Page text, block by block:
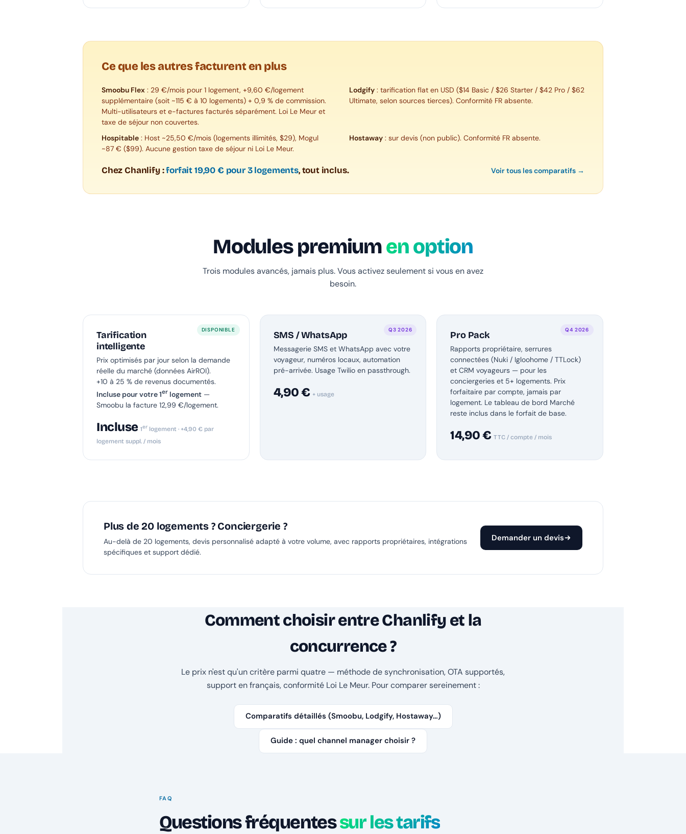
Ce que les autres facturent en plus
Smoobu Flex : 29 €/mois pour 1 logement, +9,60 €/logement
supplémentaire (soit ~115 € à 10 logements) + 0,9 % de commission.
Multi-utilisateurs et e-factures facturés séparément. Loi Le Meur et
taxe de séjour non couvertes.
Lodgify : tarification flat en USD ($14 Basic / $26 Starter / $42 Pro / $62
Ultimate, selon sources tierces). Conformité FR absente.
Hospitable : Host ~25,50 €/mois (logements illimités, $29), Mogul
~87 € ($99). Aucune gestion taxe de séjour ni Loi Le Meur.
Hostaway : sur devis (non public). Conformité FR absente.
Chez Chanlify :forfait 19,90 € pour 3 logements, tout inclus. Voir tous les comparatifs →
Modules premiumen option
Trois modules avancés, jamais plus. Vous activez seulement si vous en avez
besoin.
DISPONIBLE
Tarification
intelligente
Prix optimisés par jour selon la demande
réelle du marché (données AirROI).
+10 à 25 % de revenus documentés.
Incluse pour votre 1er logement —
Smoobu la facture 12,99 €/logement.
Incluse 1erlogement · +4,90 € par
logement suppl. / mois
Q3 2026
SMS / WhatsApp
Messagerie SMS et WhatsApp avec votre
voyageur, numéros locaux, automation
pré-arrivée. Usage Twilio en passthrough.
4,90 € + usage
Q4 2026
Pro Pack
Rapports propriétaire, serrures
connectées (Nuki / Igloohome / TTLock)
et CRM voyageurs — pour les
conciergeries et 5+ logements. Prix
forfaitaire par compte, jamais par
logement. Le tableau de bord Marché
reste inclus dans le forfait de base.
14,90 € TTC / compte / mois
Plus de 20 logements ? Conciergerie ?
Au-delà de 20 logements, devis personnalisé adapté à votre volume, avec rapports propriétaires, intégrations
spécifiques et support dédié.
Demander un devis
Comment choisir entre Chanlify et la
concurrence ?
Le prix n'est qu'un critère parmi quatre — méthode de synchronisation, OTA supportés,
support en français, conformité Loi Le Meur. Pour comparer sereinement :
Comparatifs détaillés (Smoobu, Lodgify, Hostaway…)
Guide : quel channel manager choisir ?
FAQ
Questions fréquentessur les tarifs